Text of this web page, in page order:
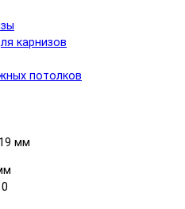
карнизов
потолков
мм
0